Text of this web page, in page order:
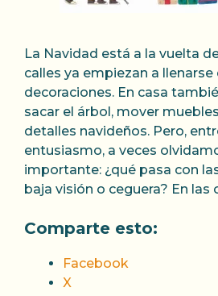
La Navidad está a la vuelta
calles ya empiezan a llenarse
decoraciones. En casa
sacar el árbol, mover
detalles navideños. Pero,
entusiasmo, a veces
importante: ¿qué pasa con
baja visión o ceguera? En las
Comparte esto:
Facebook
X